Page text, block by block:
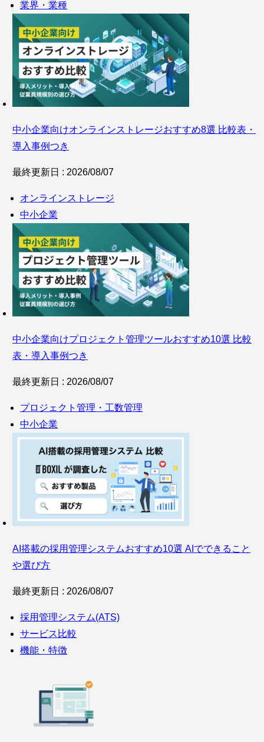
業界・業種
中小企業向けオンラインストレージおすすめ8選 比較表・
導入事例つき
最終更新日 : 2026/08/07
オンラインストレージ
中小企業
中小企業向けプロジェクト管理ツールおすすめ10選 比較
表・導入事例つき
最終更新日 : 2026/08/07
プロジェクト管理・工数管理
中小企業
AI搭載の採用管理システムおすすめ10選 AIでできること
や選び方
最終更新日 : 2026/08/07
採用管理システム(ATS)
サービス比較
機能・特徴